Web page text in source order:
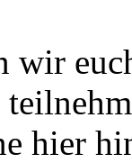
wir
hier